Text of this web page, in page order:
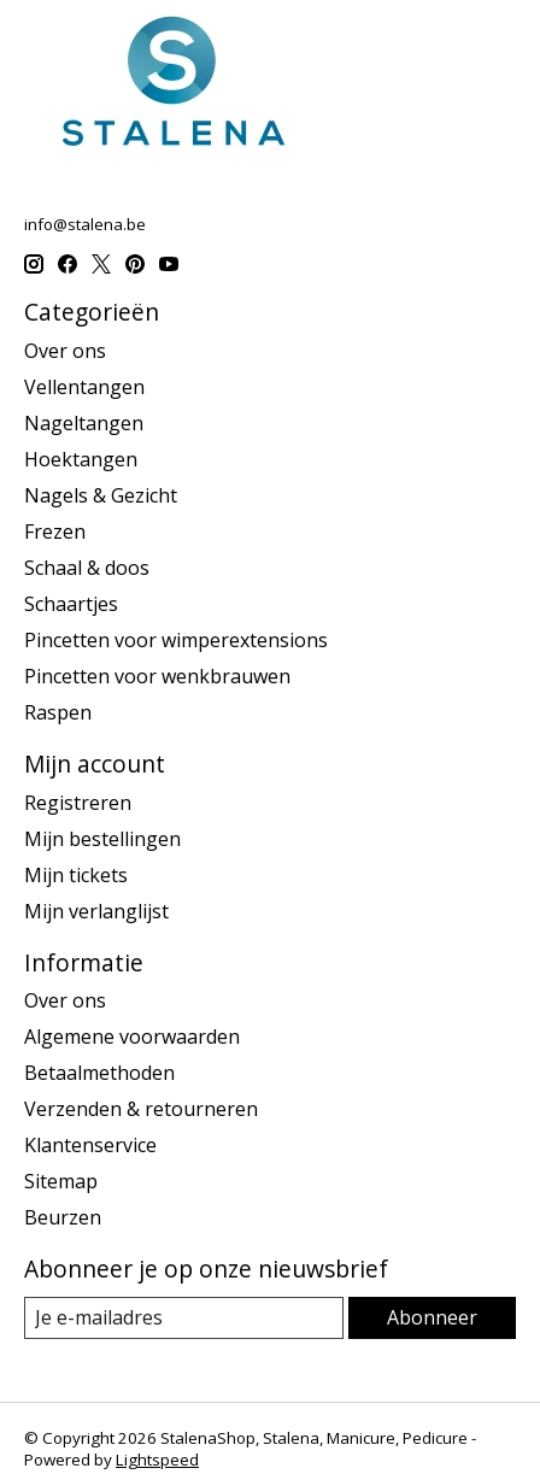
info@stalena.be
Categorieën
Over ons
Vellentangen
Nageltangen
Hoektangen
Nagels & Gezicht
Frezen
Schaal & doos
Schaartjes
Pincetten voor wimperextensions
Pincetten voor wenkbrauwen
Raspen
Mijn account
Registreren
Mijn bestellingen
Mijn tickets
Mijn verlanglijst
Informatie
Over ons
Algemene voorwaarden
Betaalmethoden
Verzenden & retourneren
Klantenservice
Sitemap
Beurzen
Abonneer je op onze nieuwsbrief
Abonneer
© Copyright 2026 StalenaShop, Stalena, Manicure, Pedicure -
Powered byLightspeed